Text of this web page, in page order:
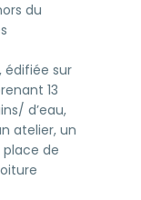
du
édifiée sur
13
d’eau,
atelier, un
de